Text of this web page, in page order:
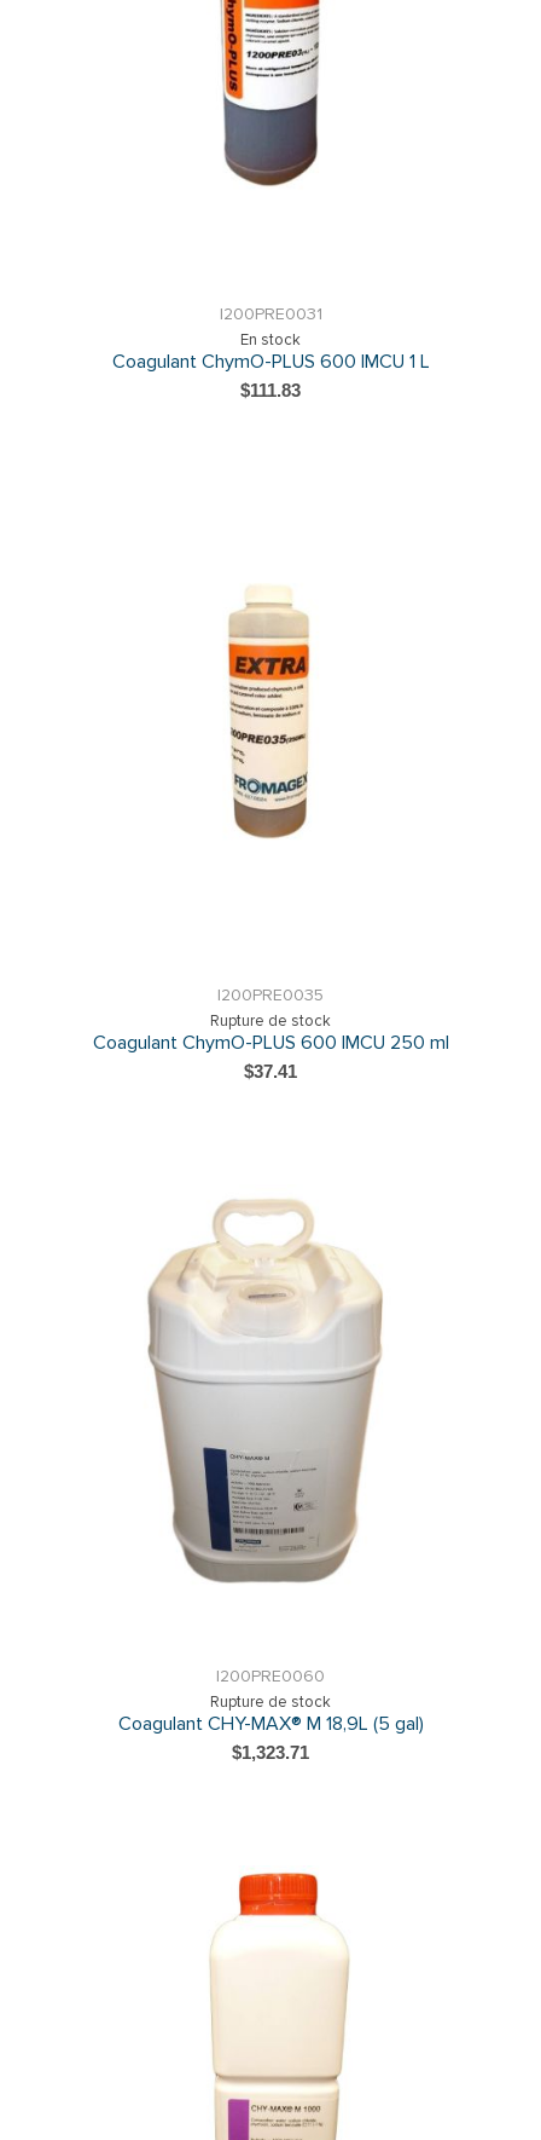
I200PRE0031
En stock
Coagulant ChymO-PLUS 600 IMCU 1 L
$111.83
I200PRE0035
Rupture de stock
Coagulant ChymO-PLUS 600 IMCU 250 ml
$37.41
I200PRE0060
Rupture de stock
Coagulant CHY-MAX® M 18,9L (5 gal)
$1,323.71